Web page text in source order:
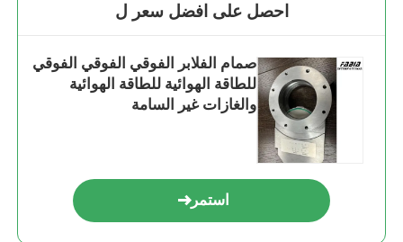
احصل على افضل سعر ل
صمام الفلابر الفوقي الفوقي الفوقي
للطاقة الهوائية للطاقة الهوائية
والغازات غير السامة
استمر